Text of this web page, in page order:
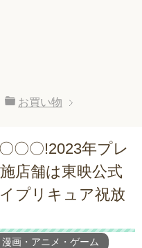
お買い物
〇〇!2023年プレ
店舗は東映公式
プリキュア祝放
漫画・アニメ・ゲーム